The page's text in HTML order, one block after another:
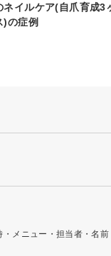
ネイルケア(自爪育成3
)の症例
メニュー・担当者・名前